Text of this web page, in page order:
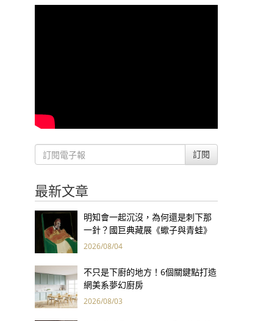
訂閱
最新文章
明知會一起沉沒，為何還是刺下那
一針？國巨典藏展《蠍子與青蛙》
用66件名作拷問人性
2026/08/04
不只是下廚的地方！6個關鍵點打造
網美系夢幻廚房
2026/08/03